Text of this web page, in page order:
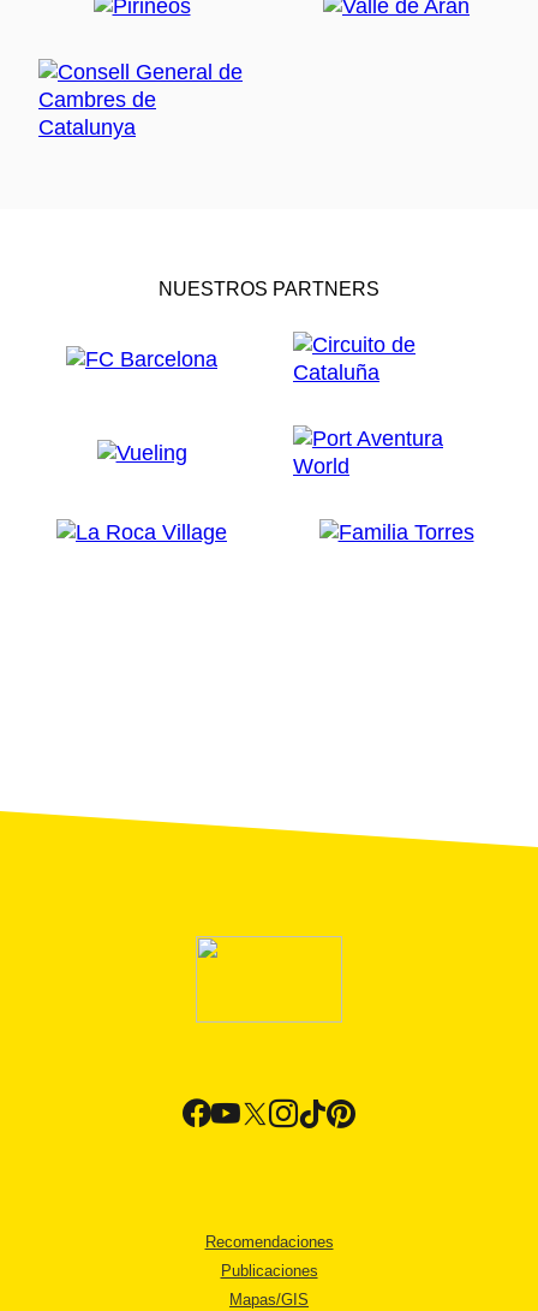
NUESTROS PARTNERS
Recomendaciones
Publicaciones
Mapas/GIS